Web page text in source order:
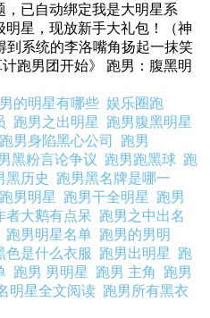
已自动绑定我是大明星系
星，现放新手大礼包！（神
到系统的李洛嘴角扬起一抹笑
跑男团开始》 跑男：腹黑明
的明星有哪些娱乐圈跑
跑男之出明星 跑男腹黑明星
跑男身陷黑心公司 跑男
黑粉言论争议 跑男跑黑球 跑
黑历史 跑男黑名牌是哪一
跑男明星 跑男干全明星 跑男
者大鹅有点呆 跑男之中出名
跑男明星名单 跑男的男明
色是什么衣服 跑男出明星 跑
跑男 男明星 跑男 主角 跑男
明星全文阅读 跑男所有黑衣